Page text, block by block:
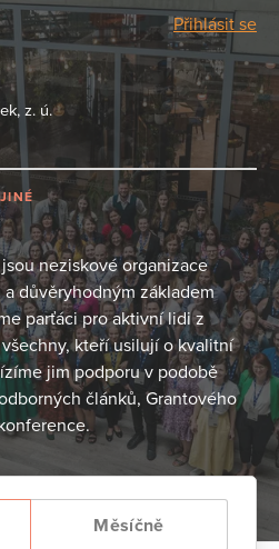
Přihlásit se
z. ú.
JINÉ
neziskové organizace
důvěryhodným základem
parťáci pro aktivní lidi z
kteří usilují o kvalitní
jim podporu v podobě
článků, Grantového
Měsíčně